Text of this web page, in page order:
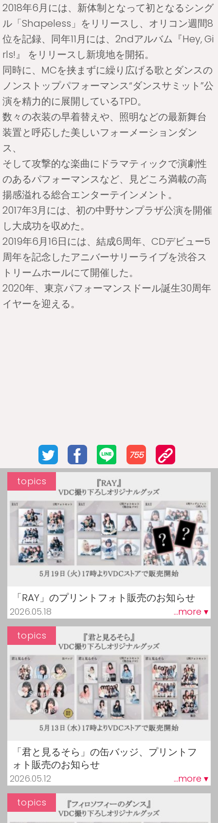
2018年6月には、新体制となって初となるシング
ル「Shapeless」をリリースし、オリコン週間8
位を記録、同年11月には、2ndアルバム『Hey, Gi
rls!』 をリリースし新境地を開拓。
同時に、MCを挟まずに繰り広げる歌とダンスの
ノンストップパフォーマンス“ダンスサミット”公
演を精力的に展開しているTPD。
数々の衣装の早着替えや、照明などの最新舞台
装置と呼応した美しいフォーメーションダン
ス、
そして攻撃的な楽曲にドラマティックで演劇性
のあるパフォーマンスなど、見どころ満載の高
揚感溢れる総合エンターテインメント。
2017年3月には、初の中野サンプラザ公演を開催
し大成功を収めた。
2019年6月16日には、結成6周年、CDデビュー5
周年を記念したアニバーサリーライブを渋谷ス
トリームホールにて開催した。
2020年、東京パフォーマンスドール誕生30周年
イヤーを迎える。
755
「RAY」のプリントフォト販売のお知らせ
2026.05.18 ...more ▾
topics
「君と見るそら」の缶バッジ、プリントフ
ォト販売のお知らせ
2026.05.12 ...more ▾
topics
topics